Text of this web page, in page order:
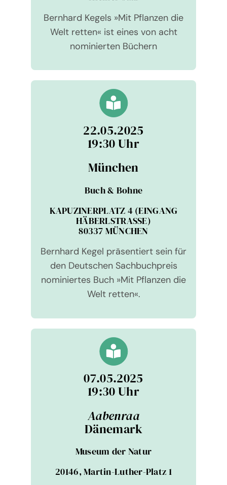
Bernhard Kegels »Mit Pflan­zen die
Welt retten« ist eines von acht
nomi­nier­ten Büchern
22.05.2025
19:30 Uhr
Mün­chen
Buch & Bohne
KAPUZINERPLATZ 4 (EINGANG
HÄBERLSTRASSE)
80337 MÜNCHEN
Bernhard Kegel prä­sen­tiert sein für
den Deut­schen Sach­buch­preis
nomi­nier­tes Buch »Mit Pflan­zen die
Welt retten«.
07.05.2025
19:30 Uhr
Aaben­raa
Däne­mark
Museum der Natur
20146, Mar­tin-Luther-Platz 1